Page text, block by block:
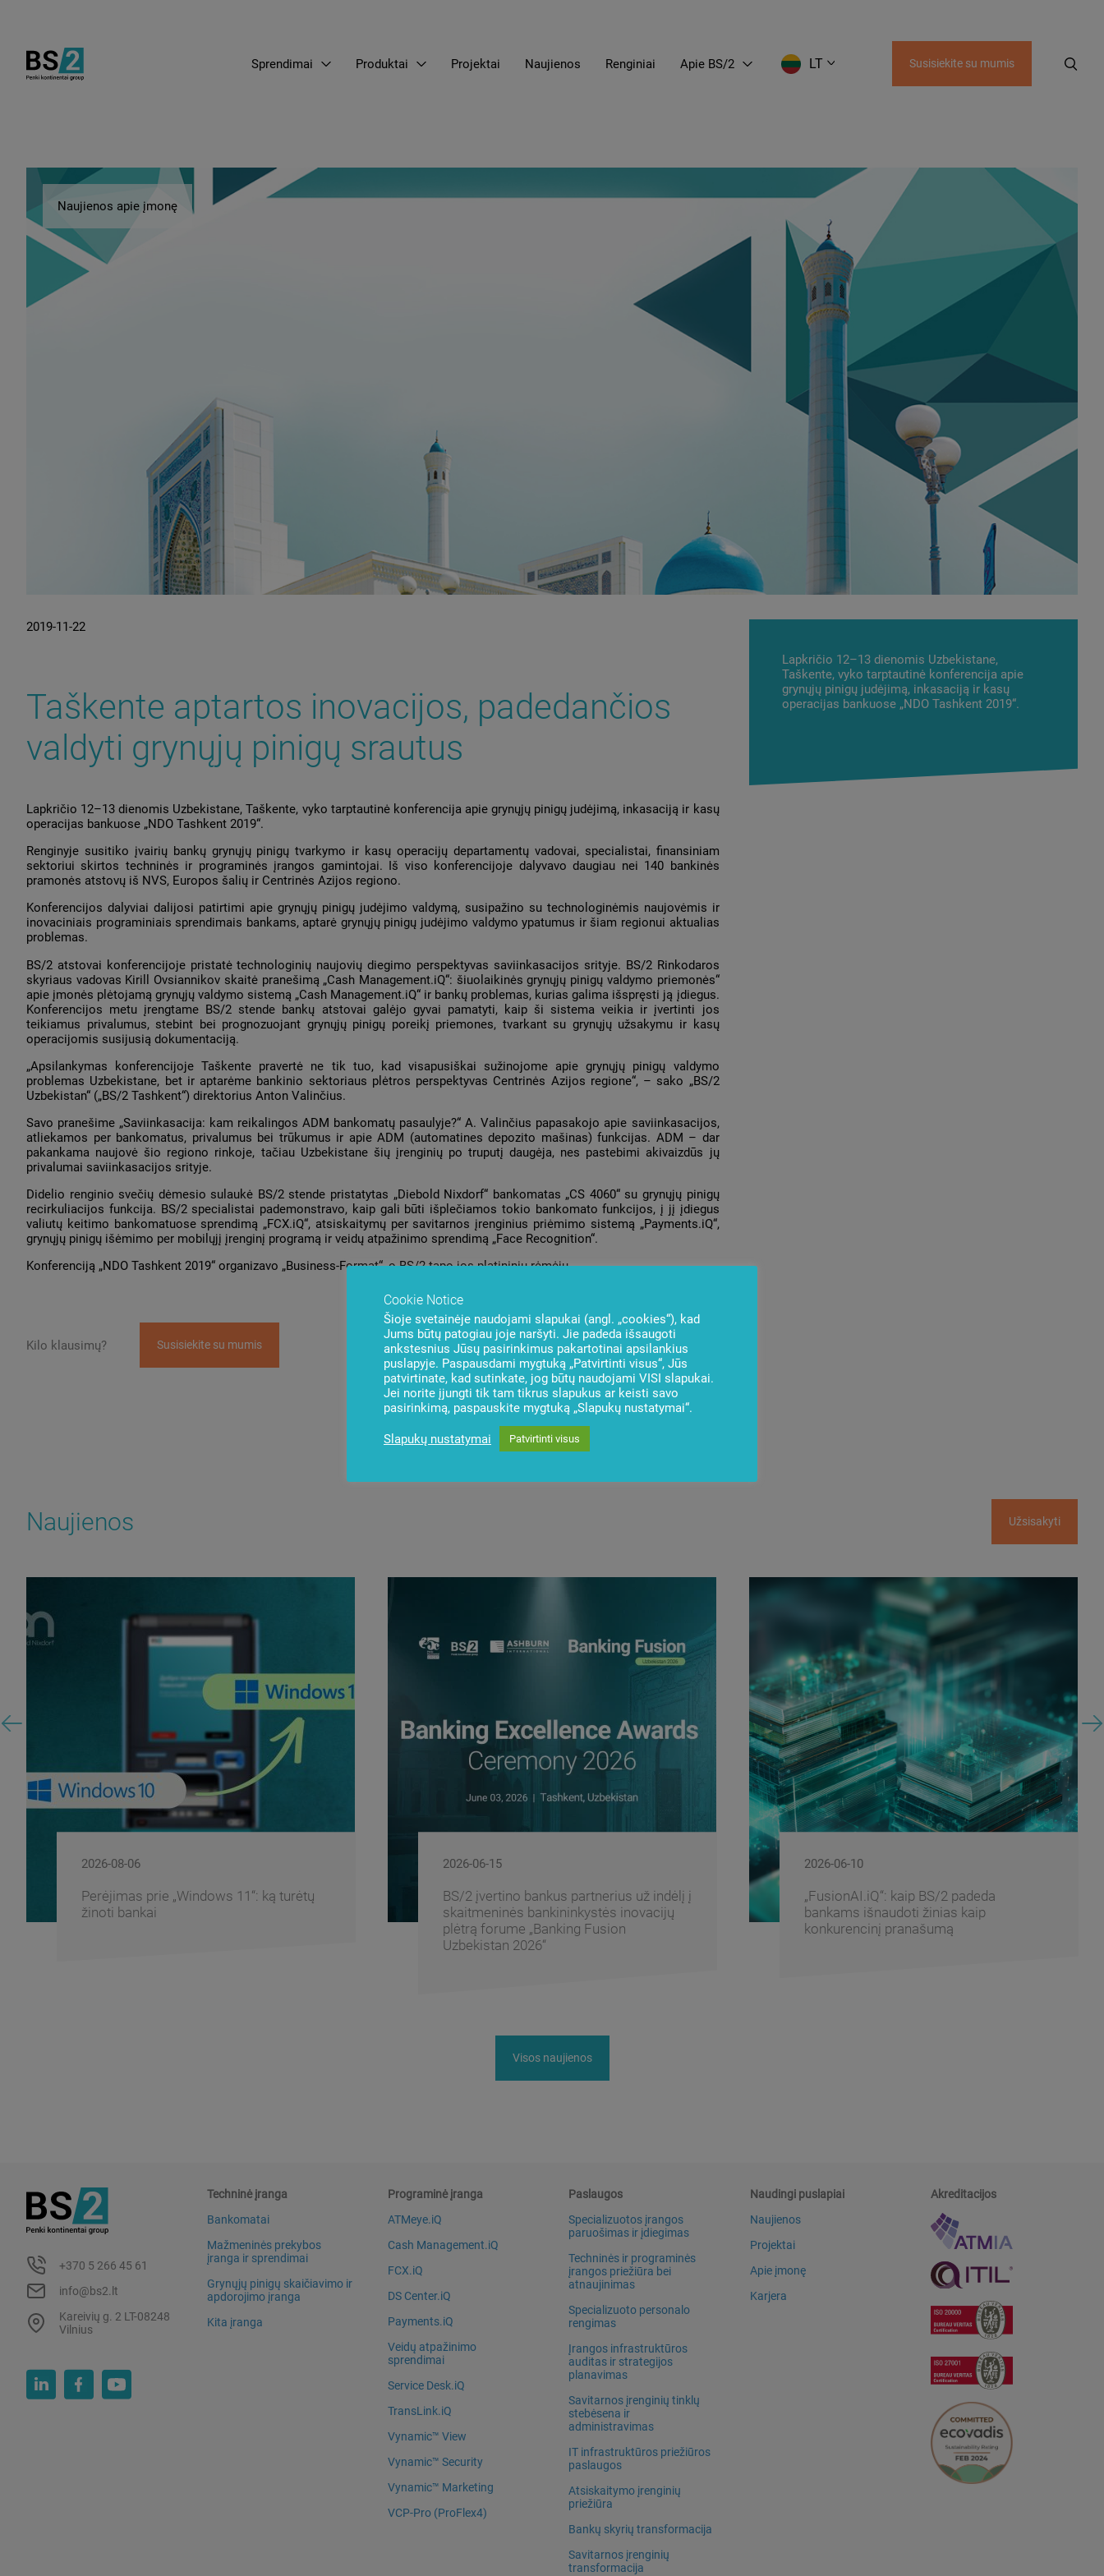
Sprendimai Produktai Projektai Naujienos Renginiai Apie BS/2 LT Susisiekite su mumis
Naujienos apie įmonę
2019-11-22
Taškente aptartos inovacijos, padedančios
valdyti grynųjų pinigų srautus
Lapkričio 12–13 dienomis Uzbekistane, Taškente, vyko tarptautinė konferencija apie grynųjų pinigų judėjimą, inkasaciją ir kasų
operacijas bankuose „NDO Tashkent 2019“.
Renginyje susitiko įvairių bankų grynųjų pinigų tvarkymo ir kasų operacijų departamentų vadovai, specialistai, finansiniam
sektoriui skirtos techninės ir programinės įrangos gamintojai. Iš viso konferencijoje dalyvavo daugiau nei 140 bankinės
pramonės atstovų iš NVS, Europos šalių ir Centrinės Azijos regiono.
Konferencijos dalyviai dalijosi patirtimi apie grynųjų pinigų judėjimo valdymą, susipažino su technologinėmis naujovėmis ir
inovaciniais programiniais sprendimais bankams, aptarė grynųjų pinigų judėjimo valdymo ypatumus ir šiam regionui aktualias
problemas.
BS/2 atstovai konferencijoje pristatė technologinių naujovių diegimo perspektyvas saviinkasacijos srityje. BS/2 Rinkodaros
skyriaus vadovas Kirill Ovsiannikov skaitė pranešimą „Cash Management.iQ“: šiuolaikinės grynųjų pinigų valdymo priemonės“
apie įmonės plėtojamą grynųjų valdymo sistemą „Cash Management.iQ“ ir bankų problemas, kurias galima išspręsti ją įdiegus.
Konferencijos metu įrengtame BS/2 stende bankų atstovai galėjo gyvai pamatyti, kaip ši sistema veikia ir įvertinti jos
teikiamus privalumus, stebint bei prognozuojant grynųjų pinigų poreikį priemones, tvarkant su grynųjų užsakymu ir kasų
operacijomis susijusią dokumentaciją.
„Apsilankymas konferencijoje Taškente pravertė ne tik tuo, kad visapusiškai sužinojome apie grynųjų pinigų valdymo
problemas Uzbekistane, bet ir aptarėme bankinio sektoriaus plėtros perspektyvas Centrinės Azijos regione“, – sako „BS/2
Uzbekistan“ („BS/2 Таshkent“) direktorius Anton Valinčius.
Savo pranešime „Saviinkasacija: kam reikalingos ADM bankomatų pasaulyje?“ A. Valinčius papasakojo apie saviinkasacijos,
atliekamos per bankomatus, privalumus bei trūkumus ir apie ADM (automatines depozito mašinas) funkcijas. ADM – dar
pakankama naujovė šio regiono rinkoje, tačiau Uzbekistane šių įrenginių po truputį daugėja, nes pastebimi akivaizdūs jų
privalumai saviinkasacijos srityje.
Didelio renginio svečių dėmesio sulaukė BS/2 stende pristatytas „Diebold Nixdorf“ bankomatas „CS 4060“ su grynųjų pinigų
recirkuliacijos funkcija. BS/2 specialistai pademonstravo, kaip gali būti išplečiamos tokio bankomato funkcijos, į jį įdiegus
valiutų keitimo bankomatuose sprendimą „FCX.iQ“, atsiskaitymų per savitarnos įrenginius priėmimo sistemą „Payments.iQ“,
grynųjų pinigų išėmimo per mobilųjį įrenginį programą ir veidų atpažinimo sprendimą „Face Recognition“.
Konferenciją „NDO Tashkent 2019“ organizavo „Business-Format“, o BS/2 tapo jos platininiu rėmėju.
Kilo klausimų? Susisiekite su mumis
Lapkričio 12–13 dienomis Uzbekistane,
Taškente, vyko tarptautinė konferencija apie
grynųjų pinigų judėjimą, inkasaciją ir kasų
operacijas bankuose „NDO Tashkent 2019“.
Naujienos Užsisakyti
2026-08-06
Perėjimas prie „Windows 11“: ką turėtų
žinoti bankai
2026-06-15
BS/2 įvertino bankus partnerius už indėlį į
skaitmeninės bankininkystės inovacijų
plėtrą forume „Banking Fusion
Uzbekistan 2026“
2026-06-10
„FusionAI.iQ“: kaip BS/2 padeda
bankams išnaudoti žinias kaip
konkurencinį pranašumą
Visos naujienos
+370 5 266 45 61
info@bs2.lt
Kareivių g. 2 LT-08248
Vilnius
Techninė įranga
Bankomatai
Mažmeninės prekybos
įranga ir sprendimai
Grynųjų pinigų skaičiavimo ir
apdorojimo įranga
Kita įranga
Programinė įranga
ATMeye.iQ
Cash Management.iQ
FCX.iQ
DS Center.iQ
Payments.iQ
Veidų atpažinimo
sprendimai
Service Desk.iQ
TransLink.iQ
Vynamic™ View
Vynamic™ Security
Vynamic™ Marketing
VCP-Pro (ProFlex4)
Paslaugos
Specializuotos įrangos
paruošimas ir įdiegimas
Techninės ir programinės
įrangos priežiūra bei
atnaujinimas
Specializuoto personalo
rengimas
Įrangos infrastruktūros
auditas ir strategijos
planavimas
Savitarnos įrenginių tinklų
stebėsena ir
administravimas
IT infrastruktūros priežiūros
paslaugos
Atsiskaitymo įrenginių
priežiūra
Bankų skyrių transformacija
Savitarnos įrenginių
transformacija
Naudingi puslapiai
Naujienos
Projektai
Apie įmonę
Karjera
Akreditacijos
Cookie Notice
Šioje svetainėje naudojami slapukai (angl. „cookies“), kad
Jums būtų patogiau joje naršyti. Jie padeda išsaugoti
ankstesnius Jūsų pasirinkimus pakartotinai apsilankius
puslapyje. Paspausdami mygtuką „Patvirtinti visus“, Jūs
patvirtinate, kad sutinkate, jog būtų naudojami VISI slapukai.
Jei norite įjungti tik tam tikrus slapukus ar keisti savo
pasirinkimą, paspauskite mygtuką „Slapukų nustatymai“.
Slapukų nustatymai Patvirtinti visus